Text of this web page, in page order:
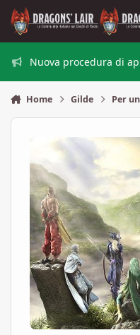
Vai al contenuto
Nuova procedura di
Home Gilde Per